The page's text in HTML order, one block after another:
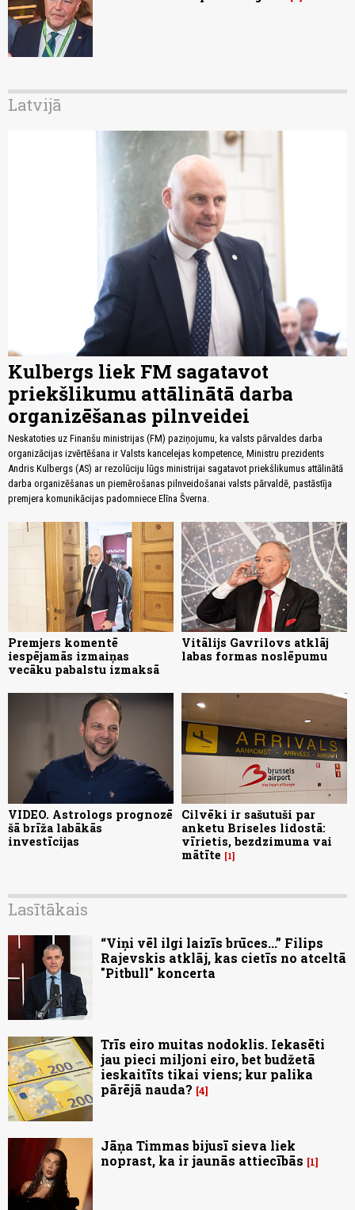
Latvijā
Kulbergs liek FM sagatavot
priekšlikumu attālinātā darba
organizēšanas pilnveidei
Neskatoties uz Finanšu ministrijas (FM) paziņojumu, ka valsts pārvaldes darba
organizācijas izvērtēšana ir Valsts kancelejas kompetence, Ministru prezidents
Andris Kulbergs (AS) ar rezolūciju lūgs ministrijai sagatavot priekšlikumus attālinātā
darba organizēšanas un piemērošanas pilnveidošanai valsts pārvaldē, pastāstīja
premjera komunikācijas padomniece Elīna Šverna.
Premjers komentē
iespējamās izmaiņas
vecāku pabalstu izmaksā
Vitālijs Gavrilovs atklāj
labas formas noslēpumu
VIDEO. Astrologs prognozē
šā brīža labākās
investīcijas
Cilvēki ir sašutuši par
anketu Briseles lidostā:
vīrietis, bezdzimuma vai
mātīte
1
Lasītākais
“Viņi vēl ilgi laizīs brūces...” Filips
Rajevskis atklāj, kas cietīs no atceltā
"Pitbull" koncerta
Trīs eiro muitas nodoklis. Iekasēti
jau pieci miljoni eiro, bet budžetā
ieskaitīts tikai viens; kur palika
pārējā nauda? 4
Jāņa Timmas bijusī sieva liek
noprast, ka ir jaunās attiecībās
1